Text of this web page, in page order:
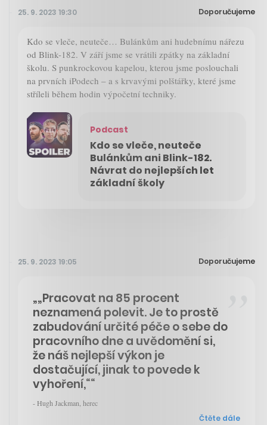
25. 9. 2023 19:30 Doporučujeme
Kdo se vleče, neuteče… Bulánkům ani hudebnímu nářezu
od Blink-182. V září jsme se vrátili zpátky na základní
školu. S punkrockovou kapelou, kterou jsme poslouchali
na prvních iPodech – a s krvavými polštářky, které jsme
stříleli během hodin výpočetní techniky.
Podcast
Kdo se vleče, neuteče
Bulánkům ani Blink-182.
Návrat do nejlepších let
základní školy
25. 9. 2023 19:05 Doporučujeme
„„Pracovat na 85 procent
neznamená polevit. Je to prostě
zabudování určité péče o sebe do
pracovního dne a uvědomění si,
že náš nejlepší výkon je
dostačující, jinak to povede k
vyhoření,““
- Hugh Jackman, herec
Čtěte dále